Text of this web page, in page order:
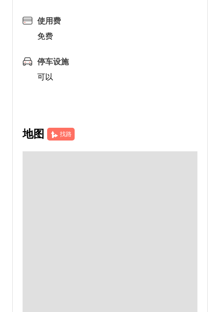
使用费
免费
停车设施
可以
地图 找路